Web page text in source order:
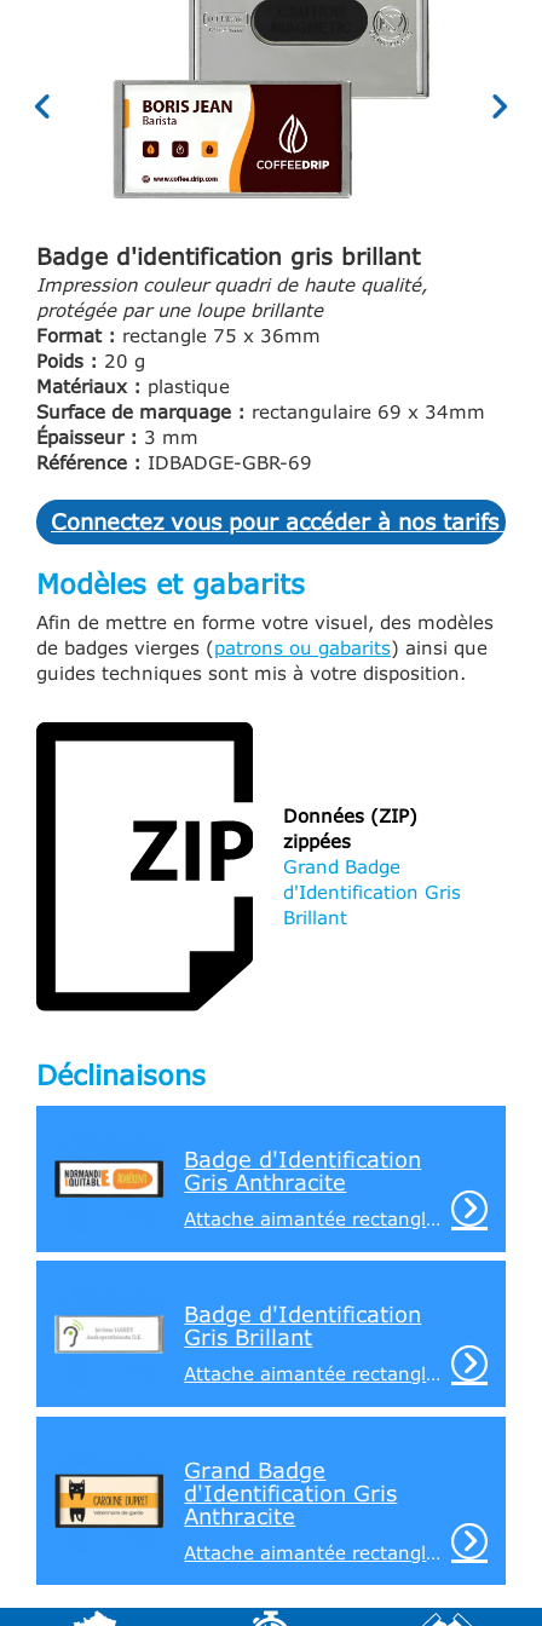
Badge d'identification gris brillant
Impression couleur quadri de haute qualité,
protégée par une loupe brillante
Format : rectangle 75 x 36mm
Poids : 20 g
Matériaux : plastique
Surface de marquage : rectangulaire 69 x 34mm
Épaisseur : 3 mm
Référence : IDBADGE-GBR-69
Connectez vous pour accéder à nos tarifs et
Modèles et gabarits
Afin de mettre en forme votre visuel, des modèles
de badges vierges (patrons ou gabarits) ainsi que
guides techniques sont mis à votre disposition.
Données (ZIP)
zippées
Grand Badge
d'Identification Gris
Brillant
Déclinaisons
Badge d'Identification
Gris Anthracite
Attache aimantée rectangle au dos
Badge d'Identification
Gris Brillant
Attache aimantée rectangle au dos
Grand Badge
d'Identification Gris
Anthracite
Attache aimantée rectangle au dos